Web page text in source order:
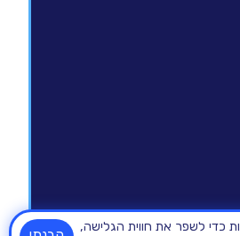
כדי לשפר את חווית הגלישה,